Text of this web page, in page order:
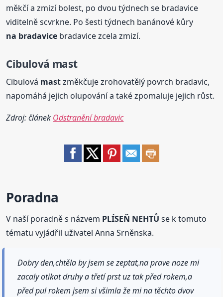
měkčí a zmizí bolest, po dvou týdnech se bradavice
viditelně scvrkne. Po šesti týdnech banánové kůry
na bradavice bradavice zcela zmizí.
Cibulová mast
Cibulová mastzměkčuje zrohovatělý povrch bradavic,
napomáhá jejich olupování a také zpomaluje jejich růst.
Zdroj: článek Odstranění bradavic
Poradna
V naší poradně s názvem PLÍSEŇ NEHTŮ se k tomuto
tématu vyjádřil uživatel Anna Srněnska.
Dobry den,chtěla by jsem se zeptat,na prave noze mi
zacaly otikat druhy a třetí prst uz tak před rokem,a
před pul rokem jsem si všimla že mi na těchto dvov